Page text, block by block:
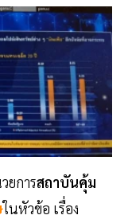
ยการสถาบันคุ้ม
ในหัวข้อ เรื่อง